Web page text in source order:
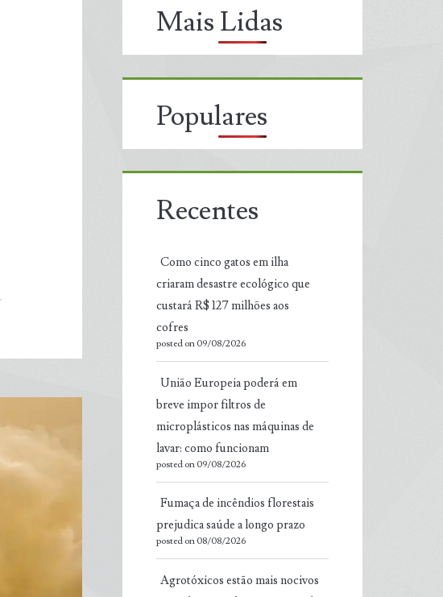
Mais Lidas
Populares
Recentes
Como cinco gatos em ilha
criaram desastre ecológico que
custará R$ 127 milhões aos
cofres
posted on 09/08/2026
União Europeia poderá em
breve impor filtros de
microplásticos nas máquinas de
lavar: como funcionam
posted on 09/08/2026
Fumaça de incêndios florestais
prejudica saúde a longo prazo
posted on 08/08/2026
Agrotóxicos estão mais nocivos